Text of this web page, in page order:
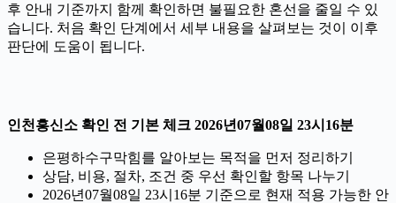
후 안내 기준까지 함께 확인하면 불필요한 혼선을 줄일 수 있
습니다. 처음 확인 단계에서 세부 내용을 살펴보는 것이 이후
판단에 도움이 됩니다.
인천흥신소 확인 전 기본 체크 2026년07월08일 23시16분
은평하수구막힘를 알아보는 목적을 먼저 정리하기
상담, 비용, 절차, 조건 중 우선 확인할 항목 나누기
2026년07월08일 23시16분 기준으로 현재 적용 가능한 안